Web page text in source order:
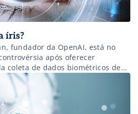
íris?
fundador da OpenAI, está no
após oferecer
coleta de dados biométricos de
Para entender e alertar sobre os
envolvidas, resolvemos em
A proposta da Tools for